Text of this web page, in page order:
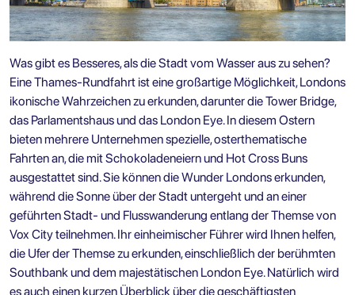
Was gibt es Besseres, als die Stadt vom Wasser aus zu sehen?
Eine Thames-Rundfahrt ist eine großartige Möglichkeit, Londons
ikonische Wahrzeichen zu erkunden, darunter die Tower Bridge,
das Parlamentshaus und das London Eye. In diesem Ostern
bieten mehrere Unternehmen spezielle, osterthematische
Fahrten an, die mit Schokoladeneiern und Hot Cross Buns
ausgestattet sind. Sie können die Wunder Londons erkunden,
während die Sonne über der Stadt untergeht und an einer
geführten Stadt- und Flusswanderung entlang der Themsevon
Vox City teilnehmen. Ihr einheimischer Führer wird Ihnen helfen,
die Ufer der Themse zu erkunden, einschließlich der berühmten
Southbank und dem majestätischen London Eye. Natürlich wird
es auch einen kurzen Überblick über die geschäftigsten